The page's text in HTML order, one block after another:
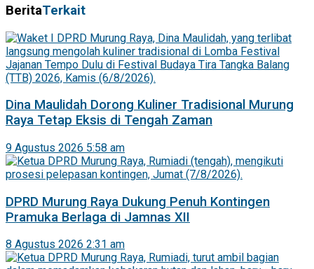
BeritaTerkait
Dina Maulidah Dorong Kuliner Tradisional Murung
Raya Tetap Eksis di Tengah Zaman
9 Agustus 2026 5:58 am
DPRD Murung Raya Dukung Penuh Kontingen
Pramuka Berlaga di Jamnas XII
8 Agustus 2026 2:31 am